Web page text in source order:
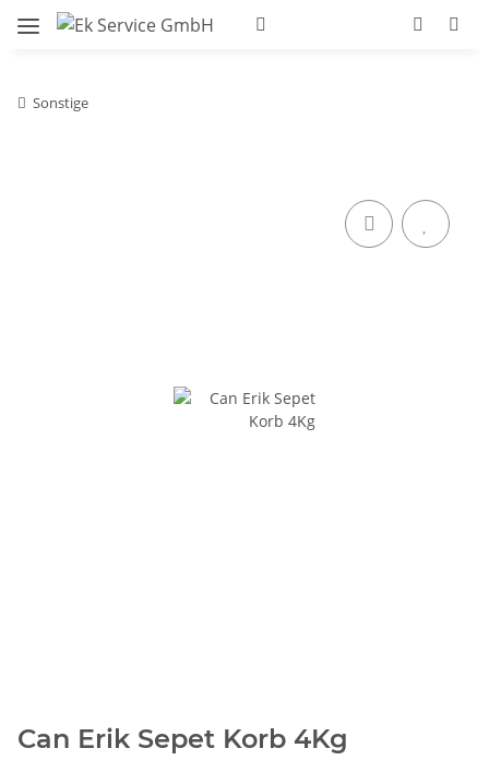
Sonstige
Can Erik Sepet Korb 4Kg